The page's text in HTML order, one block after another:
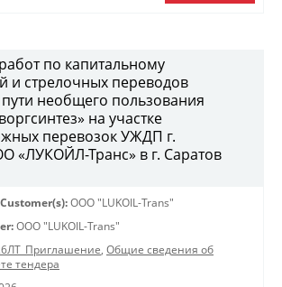
по капитальному
и стрелочных переводов
необщего пользования
на участке
перевозок УЖДП г.
«ЛУКОЙЛ-Транс» в г. Саратов
Customer(s): OOO "LUKOIL-Trans"
OOO "LUKOIL-Trans"
, Общие сведения об
тендера